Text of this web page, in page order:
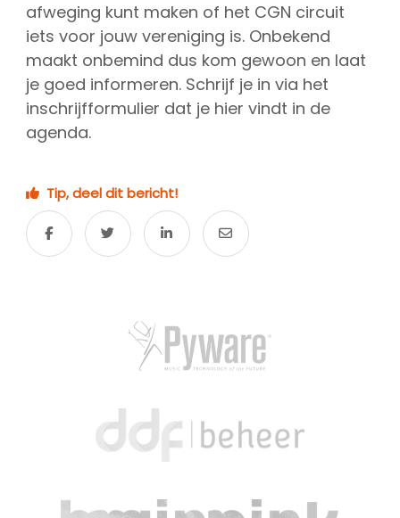
Contact
English
(0)
Account
afweging kunt maken of het CGN circuit
iets voor jouw vereniging is. Onbekend
maakt onbemind dus kom gewoon en laat
je goed informeren. Schrijf je in via het
inschrijfformulier dat je hier vindt in de
agenda.
Tip, deel dit bericht!